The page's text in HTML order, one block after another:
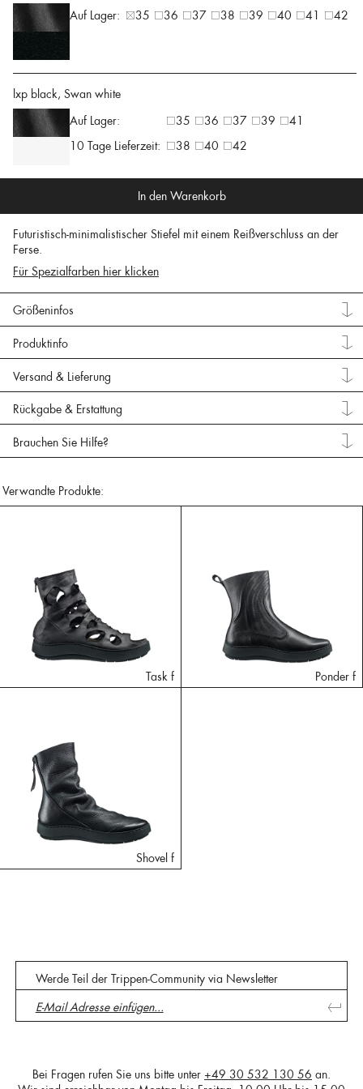
Auf Lager: 35 36 37 38 39 40 41 42
lxp black, Swan white
Auf Lager:
35 36 37 39
41
10 Tage Lieferzeit:
38 40 42
In den Warenkorb
Futuristisch-minimalistischer Stiefel mit einem Reißverschluss an der
Ferse.
Für Spezialfarben hier klicken
Größeninfos
Produktinfo
Versand & Lieferung
Rückgabe & Erstattung
Brauchen Sie Hilfe?
Verwandte Produkte:
Task f Ponder f
Shovel f
Werde Teil der Trippen-Community via Newsletter
Bei Fragen rufen Sie uns bitte unter +49 30 532 130 56 an.